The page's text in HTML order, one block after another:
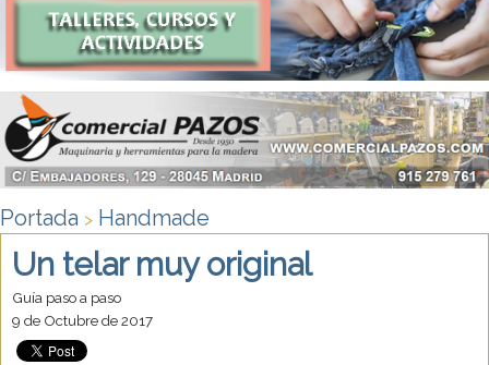
Portada > Handmade
Un telar muy original
Guía paso a paso
9 de Octubre de 2017